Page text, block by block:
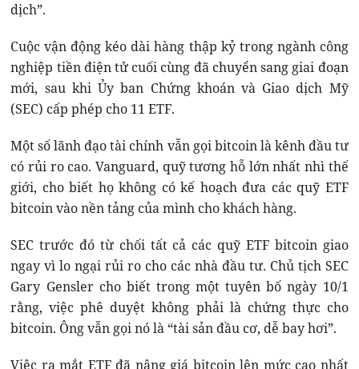
dịch”.
Cuộc vận động kéo dài hàng thập kỷ trong ngành công
nghiệp tiền điện tử cuối cùng đã chuyển sang giai đoạn
mới, sau khi Ủy ban Chứng khoán và Giao dịch Mỹ
(SEC) cấp phép cho 11 ETF.
Một số lãnh đạo tài chính vẫn gọi bitcoin là kênh đầu tư
có rủi ro cao. Vanguard, quỹ tương hỗ lớn nhất nhì thế
giới, cho biết họ không có kế hoạch đưa các quỹ ETF
bitcoin vào nền tảng của mình cho khách hàng.
SEC trước đó từ chối tất cả các quỹ ETF bitcoin giao
ngay vì lo ngại rủi ro cho các nhà đầu tư. Chủ tịch SEC
Gary Gensler cho biết trong một tuyên bố ngày 10/1
rằng, việc phê duyệt không phải là chứng thực cho
bitcoin. Ông vẫn gọi nó là “tài sản đầu cơ, dễ bay hơi”.
Việc ra mắt ETF đã nâng giá bitcoin lên mức cao nhất